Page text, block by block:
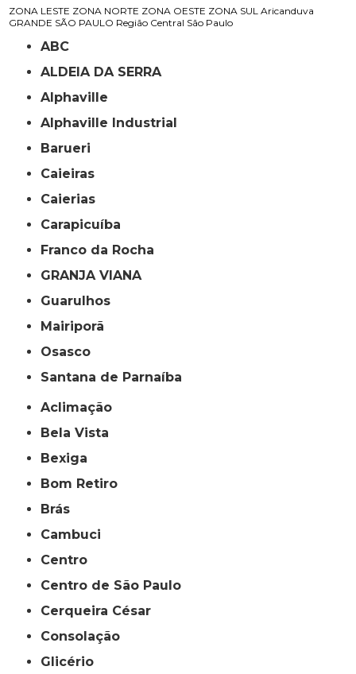
ZONA LESTE ZONA NORTE ZONA OESTE ZONA SUL Aricanduva
GRANDE SÃO PAULO Região Central São Paulo
ABC
ALDEIA DA SERRA
Alphaville
Alphaville Industrial
Barueri
Caieiras
Caierias
Carapicuíba
Franco da Rocha
GRANJA VIANA
Guarulhos
Mairiporã
Osasco
Santana de Parnaíba
Aclimação
Bela Vista
Bexiga
Bom Retiro
Brás
Cambuci
Centro
Centro de São Paulo
Cerqueira César
Consolação
Glicério